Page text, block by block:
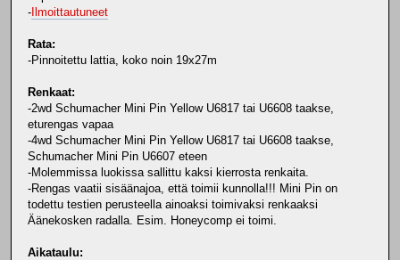
- Ilmoittautuneet
Rata:
-Pinnoitettu lattia, koko noin 19x27m
Renkaat:
-2wd Schumacher Mini Pin Yellow U6817 tai U6608 taakse,
eturengas vapaa
-4wd Schumacher Mini Pin Yellow U6817 tai U6608 taakse,
Schumacher Mini Pin U6607 eteen
-Molemmissa luokissa sallittu kaksi kierrosta renkaita.
-Rengas vaatii sisäänajoa, että toimii kunnolla!!! Mini Pin on
todettu testien perusteella ainoaksi toimivaksi renkaaksi
Äänekosken radalla. Esim. Honeycomp ei toimi.
Aikataulu: